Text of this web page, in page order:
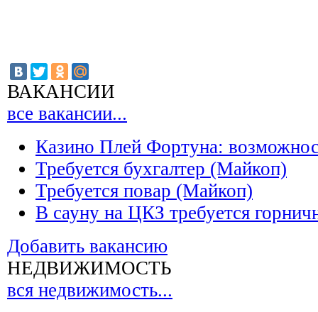
ВАКАНСИИ
все вакансии...
Казино Плей Фортуна:
Требуется бухгалтер (Майкоп)
Требуется повар (Майкоп)
В сауну на ЦКЗ требуется
Добавить вакансию
НЕДВИЖИМОСТЬ
вся недвижимость...